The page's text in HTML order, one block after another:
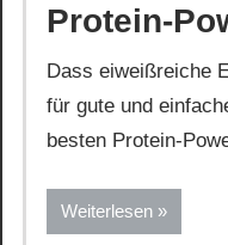
Protein-
Dass eiweißreiche
für gute und
besten Protein-
Weiterlesen